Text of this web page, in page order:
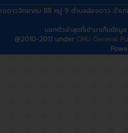
งดาววิทยาคม 88 หมู่ 9 ตำบลส่องดาว อำ
บอทตัวล่าสุดที่เข้ามาเก็บข้อมู
@2010-2011 under GNU General